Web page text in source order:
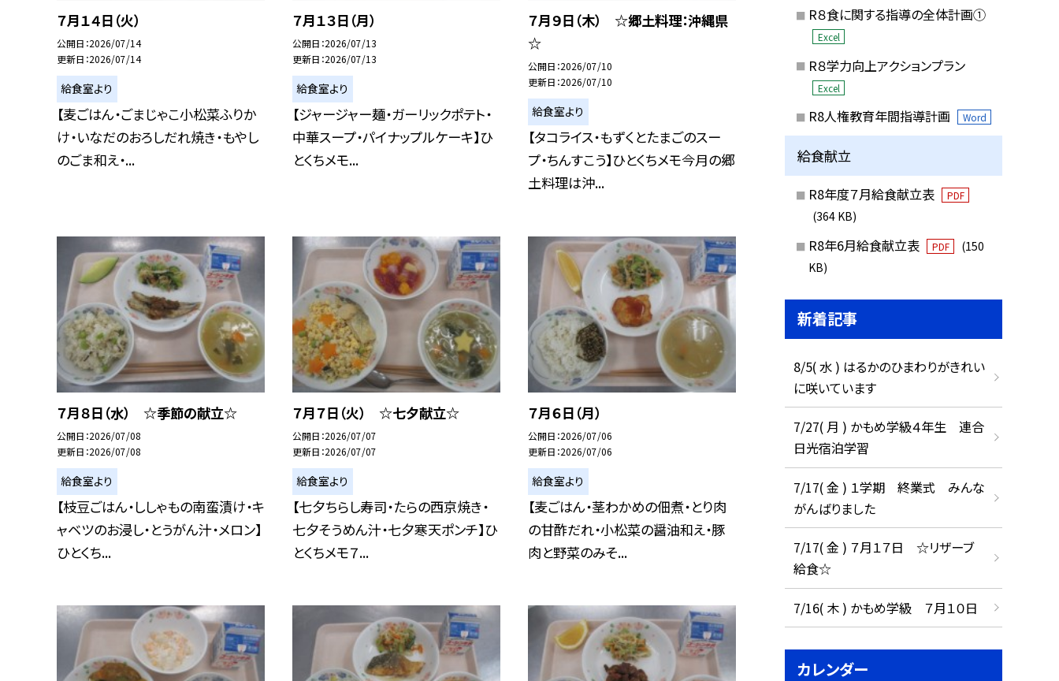
７月１４日（火）
公開日 2026/07/14
更新日 2026/07/14
給食室より
【麦ごはん・ごまじゃこ小松菜ふりか
け・いなだのおろしだれ焼き・もやし
のごま和え・...
７月１３日（月）
公開日 2026/07/13
更新日 2026/07/13
給食室より
【ジャージャー麺・ガーリックポテト・
中華スープ・パイナップルケーキ】ひ
とくちメモ...
７月９日（木） ☆郷土料理：沖縄県
☆
公開日 2026/07/10
更新日 2026/07/10
給食室より
【タコライス・もずくとたまごのスー
プ・ちんすこう】ひとくちメモ今月の郷
土料理は沖...
７月８日（水） ☆季節の献立☆
公開日 2026/07/08
更新日 2026/07/08
給食室より
【枝豆ごはん・ししゃもの南蛮漬け・キ
ャベツのお浸し・とうがん汁・メロン】
ひとくち...
７月７日（火） ☆七夕献立☆
公開日 2026/07/07
更新日 2026/07/07
給食室より
【七夕ちらし寿司・たらの西京焼き・
七夕そうめん汁・七夕寒天ポンチ】ひ
とくちメモ７...
７月６日（月）
公開日 2026/07/06
更新日 2026/07/06
給食室より
【麦ごはん・茎わかめの佃煮・とり肉
の甘酢だれ・小松菜の醤油和え・豚
肉と野菜のみそ...
R８食に関する指導の全体計画①
Excel
R８学力向上アクションプラン
Excel
R8人権教育年間指導計画 Word
給食献立
R8年度７月給食献立表 PDF
(364 KB)
R8年6月給食献立表 PDF
(150
KB)
新着記事
8/5( 水 ) はるかのひまわりがきれい
に咲いています
7/27( 月 ) かもめ学級４年生 連合
日光宿泊学習
7/17( 金 ) １学期 終業式 みんな
がんばりました
7/17( 金 ) ７月１７日 ☆リザーブ
給食☆
7/16( 木 ) かもめ学級 ７月１０日
カレンダー